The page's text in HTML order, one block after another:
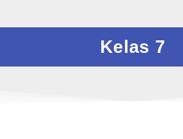
Kelas 7